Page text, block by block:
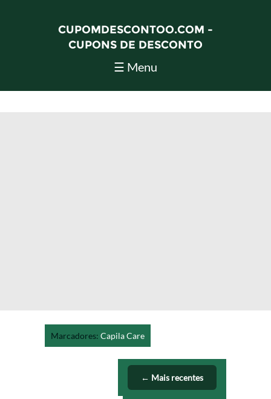
CUPOMDESCONTOO.COM -
CUPONS DE DESCONTO
☰ Menu
Marcadores: Capila Care
← Mais recentes